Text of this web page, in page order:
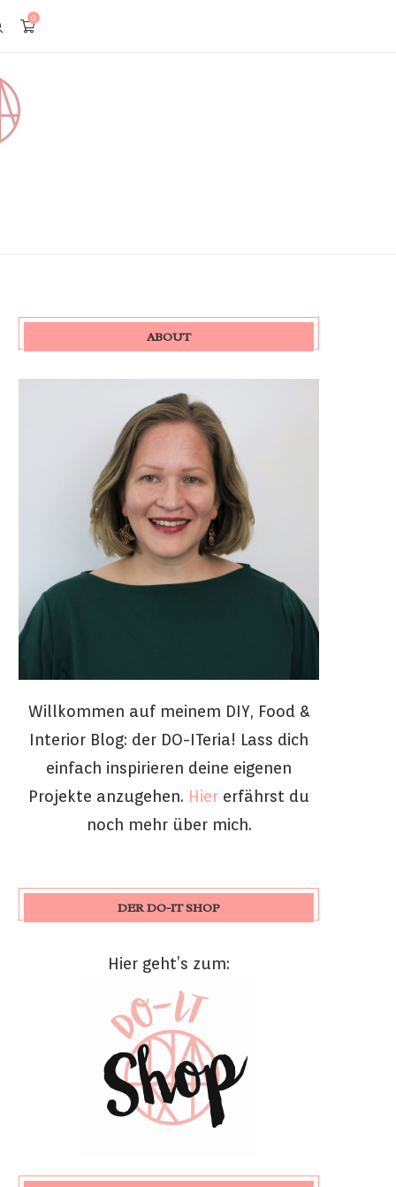
0
ABOUT
Willkommen auf meinem DIY, Food &
Interior Blog: der DO-ITeria! Lass dich
einfach inspirieren deine eigenen
Projekte anzugehen. Hier erfährst du
noch mehr über mich.
DER DO-IT SHOP
Hier geht’s zum: